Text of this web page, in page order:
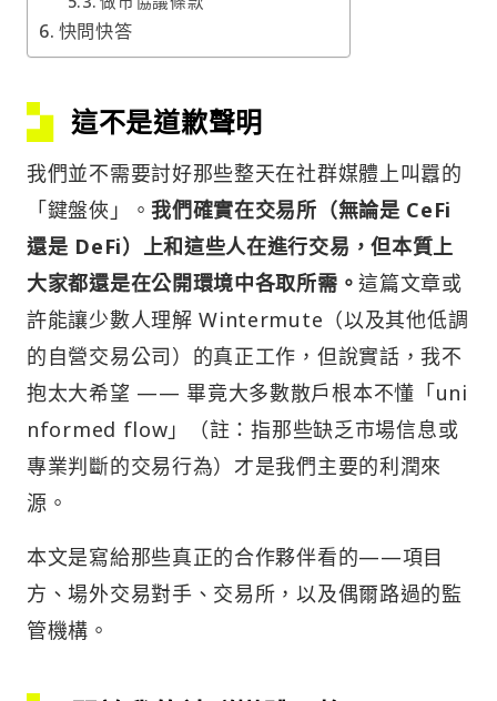
快問快答
這不是道歉聲明
我們並不需要討好那些整天在社群媒體上叫囂的
「鍵盤俠」。我們確實在交易所（無論是 CeFi
還是 DeFi）上和這些人在進行交易，但本質上
大家都還是在公開環境中各取所需。這篇文章或
許能讓少數人理解 Wintermute（以及其他低調
的自營交易公司）的真正工作，但說實話，我不
抱太大希望 —— 畢竟大多數散戶根本不懂「uni
nformed flow」（註：指那些缺乏市場信息或
專業判斷的交易行為）才是我們主要的利潤來
源。
本文是寫給那些真正的合作夥伴看的——項目
方、場外交易對手、交易所，以及偶爾路過的監
管機構。